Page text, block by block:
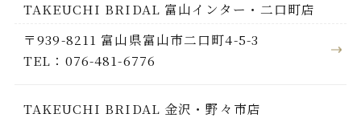
TAKEUCHI BRIDAL 富山インター・二口町店
〒939-8211 富山県富山市二口町4-5-3
TEL：076-481-6776
TAKEUCHI BRIDAL 金沢・野々市店